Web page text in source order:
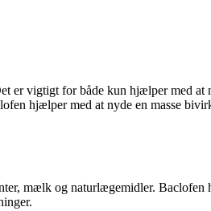
vigtigt for både kun hjælper med
hjælper med at nyde en masse
mælk og naturlægemidler.